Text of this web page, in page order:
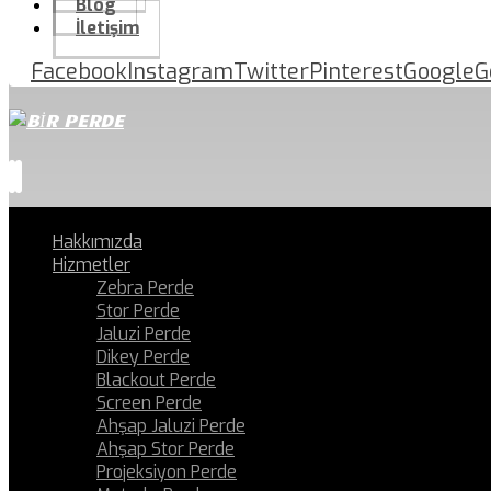
Blog
İletişim
FacebookInstagramTwitterPinterestGoogle
Hakkımızda
Hizmetler
Zebra Perde
Stor Perde
Jaluzi Perde
Dikey Perde
Blackout Perde
Screen Perde
Ahşap Jaluzi Perde
Ahşap Stor Perde
Projeksiyon Perde